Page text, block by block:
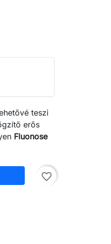
teszi
erős
Fluonose
favorite_border